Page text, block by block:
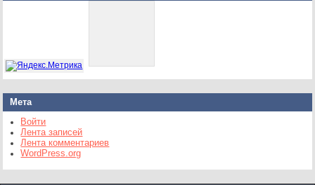
Мета
Войти
Лента записей
Лента комментариев
WordPress.org